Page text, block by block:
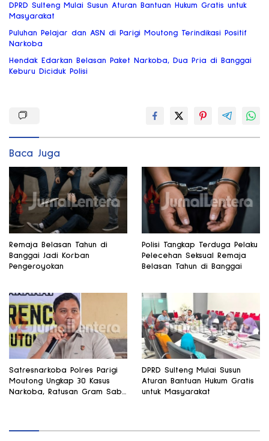
DPRD Sulteng Mulai Susun Aturan Bantuan Hukum Gratis untuk
Masyarakat
Puluhan Pelajar dan ASN di Parigi Moutong Terindikasi Positif
Narkoba
Hendak Edarkan Belasan Paket Narkoba, Dua Pria di Banggai
Keburu Diciduk Polisi
Baca Juga
Remaja Belasan Tahun di
Banggai Jadi Korban
Pengeroyokan
Polisi Tangkap Terduga Pelaku
Pelecehan Seksual Remaja
Belasan Tahun di Banggai
Satresnarkoba Polres Parigi
Moutong Ungkap 30 Kasus
Narkoba, Ratusan Gram Sabu
DPRD Sulteng Mulai Susun
Aturan Bantuan Hukum Gratis
untuk Masyarakat